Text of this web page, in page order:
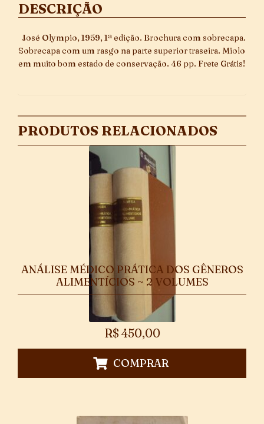
DESCRIÇÃO
José Olympio, 1959, 1ª edição. Brochura com sobrecapa.
Sobrecapa com um rasgo na parte superior traseira. Miolo
em muito bom estado de conservação. 46 pp. Frete Grátis!
PRODUTOS RELACIONADOS
ANÁLISE MÉDICO PRÁTICA DOS GÊNEROS
ALIMENTÍCIOS ~ 2 VOLUMES
R$ 450,00
COMPRAR